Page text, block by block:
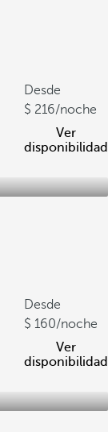
Desde
216/noche
Ver
disponibilidad
Desde
160/noche
Ver
disponibilidad